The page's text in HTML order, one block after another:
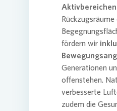
Aktivbereichen
fördern wir
Generationen
offenstehen.
verbesserte
zudem die